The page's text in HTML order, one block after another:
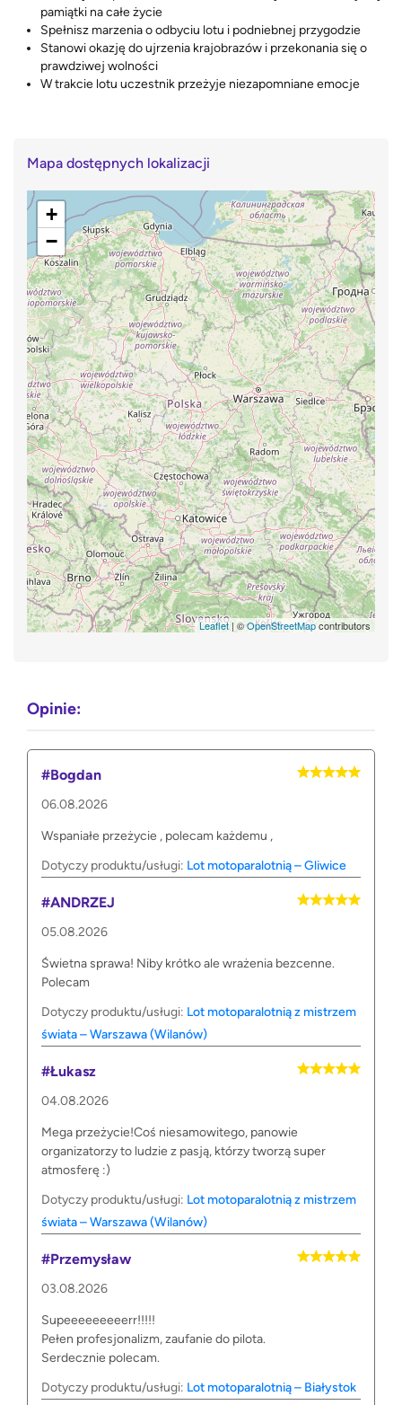
pamiątki na całe życie
Spełnisz marzenia o odbyciu lotu i podniebnej przygodzie
Stanowi okazję do ujrzenia krajobrazów i przekonania się o
prawdziwej wolności
W trakcie lotu uczestnik przeżyje niezapomniane emocje
Mapa dostępnych lokalizacji
+
−
Leaflet | ©OpenStreetMapcontributors
Opinie:
#Bogdan
06.08.2026
Wspaniałe przeżycie , polecam każdemu ,
Dotyczy produktu/usługi: Lot motoparalotnią – Gliwice
#ANDRZEJ
05.08.2026
Świetna sprawa! Niby krótko ale wrażenia bezcenne.
Polecam
Dotyczy produktu/usługi: Lot motoparalotnią z mistrzem
świata – Warszawa (Wilanów)
#Łukasz
04.08.2026
Mega przeżycie!Coś niesamowitego, panowie
organizatorzy to ludzie z pasją, którzy tworzą super
atmosferę :)
Dotyczy produktu/usługi: Lot motoparalotnią z mistrzem
świata – Warszawa (Wilanów)
#Przemysław
03.08.2026
Supeeeeeeeeerr!!!!!
Pełen profesjonalizm, zaufanie do pilota.
Serdecznie polecam.
Dotyczy produktu/usługi: Lot motoparalotnią – Białystok